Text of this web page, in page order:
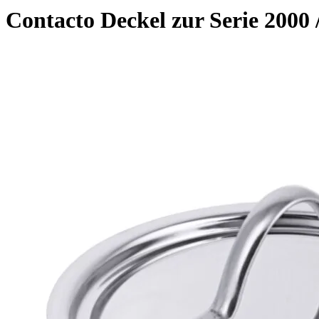
Contacto Deckel zur Serie 2000